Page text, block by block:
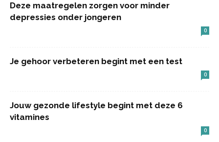
Deze maatregelen zorgen voor minder
depressies onder jongeren
0
Je gehoor verbeteren begint met een test
0
Jouw gezonde lifestyle begint met deze 6
vitamines
0